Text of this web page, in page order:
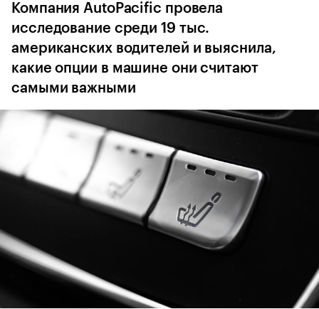
Компания AutoPacific провела
исследование среди 19 тыс.
американских водителей и выяснила,
какие опции в машине они считают
самыми важными